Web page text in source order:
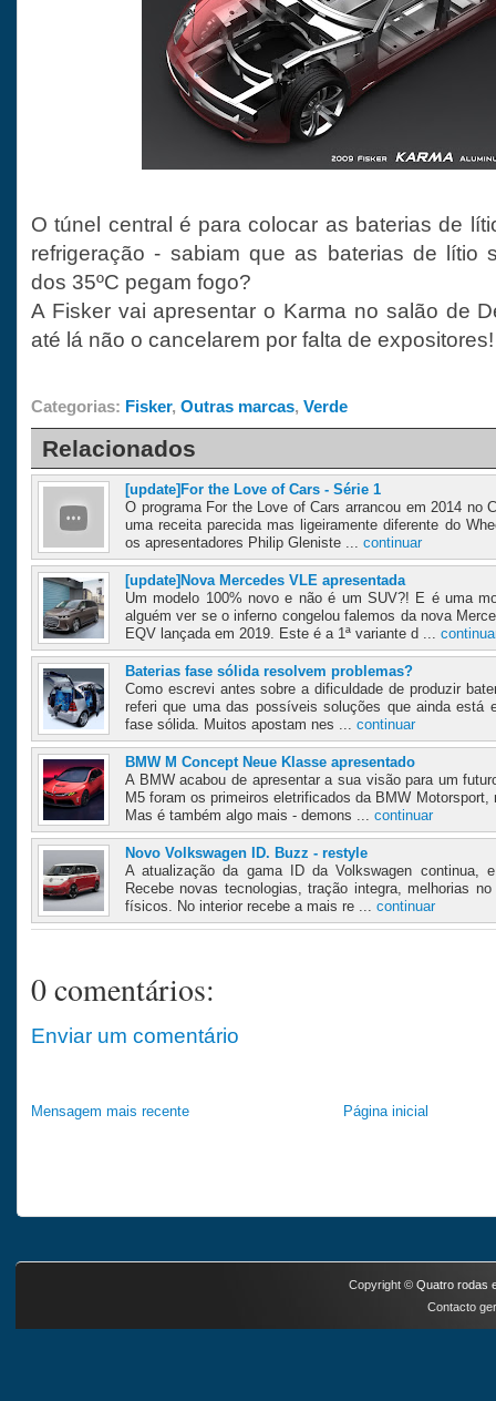
O túnel central é para colocar as baterias de
refrigeração - sabiam que as baterias de lítio
dos 35ºC pegam fogo?
A Fisker vai apresentar o Karma no salão de
até lá não o cancelarem por falta de expositores!
Categorias: Fisker, Outras marcas, Verde
Relacionados
[update]For the Love of Cars - Série 1
O programa For the Love of Cars arrancou em 2014 no
uma receita parecida mas ligeiramente diferente do
os apresentadores Philip Gleniste ... continuar
[update]Nova Mercedes VLE apresentada
Um modelo 100% novo e não é um SUV?! E é uma
alguém ver se o inferno congelou falemos da nova
EQV lançada em 2019. Este é a 1ª variante d ...
Baterias fase sólida resolvem problemas?
Como escrevi antes sobre a dificuldade de produzir
referi que uma das possíveis soluções que ainda está
fase sólida. Muitos apostam nes ... continuar
BMW M Concept Neue Klasse apresentado
A BMW acabou de apresentar a sua visão para um
M5 foram os primeiros eletrificados da BMW
Mas é também algo mais - demons ... continuar
Novo Volkswagen ID. Buzz - restyle
A atualização da gama ID da Volkswagen continua,
Recebe novas tecnologias, tração integra, melhorias
físicos. No interior recebe a mais re ... continuar
0 comentários:
Enviar um comentário
Mensagem mais recente Página inicial
Copyright © Quatro rodas
Contacto